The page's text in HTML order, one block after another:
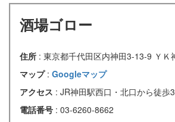
酒場ゴロー
住所 : 東京都千代田区内神田3-13-9 ＹＫ
マップ : Googleマップ
アクセス : JR神田駅西口・北口から徒歩
電話番号 : 03-6260-8662